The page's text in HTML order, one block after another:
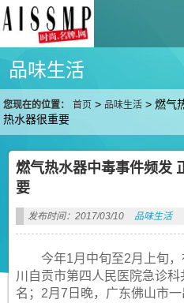
品味生活
您现在的位置： 首页 > 品味生活 >燃气
热水器很重要
燃气热水器中毒事件频发
要
发布时间：2017/03/10 品味生活
今年1月中旬至2月上旬
川自贡市第四人民医院急诊
名；2月7日晚，广东佛山市